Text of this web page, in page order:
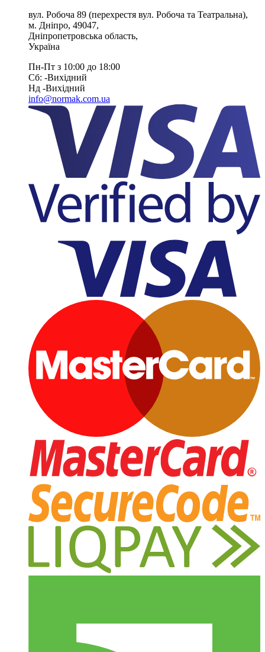
вул. Робоча 89 (перехрестя вул. Робоча та Театральна),
м. Дніпро, 49047,
Дніпропетровська область,
Україна
Пн-Пт з 10:00 до 18:00
Сб: -Вихiдний
Нд -Вихiдний
info@normak.com.ua